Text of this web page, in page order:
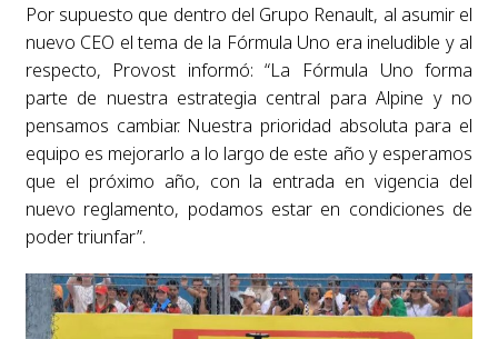
Por supuesto que dentro del Grupo Renault, al asumir el
nuevo CEO el tema de la Fórmula Uno era ineludible y al
respecto, Provost informó: “La Fórmula Uno forma
parte de nuestra estrategia central para Alpine y no
pensamos cambiar. Nuestra prioridad absoluta para el
equipo es mejorarlo a lo largo de este año y esperamos
que el próximo año, con la entrada en vigencia del
nuevo reglamento, podamos estar en condiciones de
poder triunfar”.